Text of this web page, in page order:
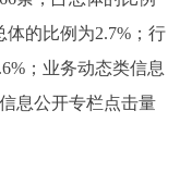
体的比例为2.7%；行
；业务动态类信息
息公开专栏点击量